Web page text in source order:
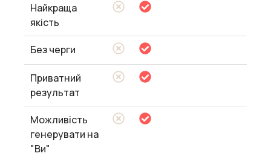
Найкраща
якість
Без черги
Приватний
результат
Можливість
генерувати на
"Ви"